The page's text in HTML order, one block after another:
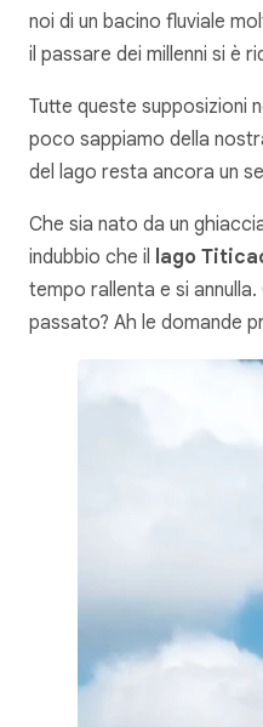
noi di un bacino fluviale
il passare dei millenni si è
Tutte queste supposizioni
poco sappiamo della
del lago resta ancora un
Che sia nato da un
indubbio che il lago
tempo rallenta e si annulla.
passato? Ah le domande